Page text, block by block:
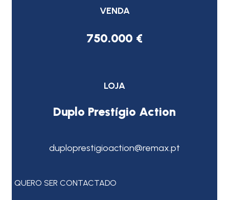
VENDA
750.000 €
LOJA
Duplo Prestígio Action
duploprestigioaction@remax.pt
QUERO SER CONTACTADO